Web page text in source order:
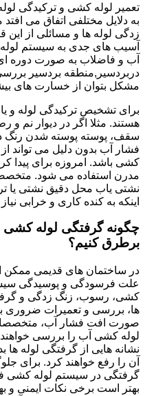
تعمیر لوله کشی و ترکیدگی
به دلایل مختلفی اتفاق می
زدگی لوله ها و مسائلی از این
آسیب های جدی به سیستم
آب و فاضلاب به صورت دوره
دربردسیر,منطقه بردسیر
مشکل بتوان از خسارت های
برای تشخیص ترکیدگی لوله و
هستند. مثلا اگر در دیوار نم و
سقف، پوسته پوسته شدن رنگ
فشار آب بدون دلیل می تواند
کشی باشد. امروزه برای پیدا
مدرن استفاده می شود.
نشتی یاب محل دقیق نشتی یا
اینکه به کنده کاری و خرابی
چگونه گرفتگی لوله کشی
برطرق کنیم؟
در ساختمان های قدیمی ممکن
علت فرسودگی و پوسیدگی
کشی، رسوب، زنگ زدگی و
ها، بررسی و تعمیرات ضروری
صورت افت فشار آب،
لوله کشی آب را بررسی خواهند
نشانه هایی از گرفتگی لوله ها
آن را رفع خواهند کرد. برای
گرفتگی در سیستم لوله کشی
بهتر است برخی نکات ایمنی و